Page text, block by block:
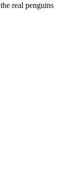
real penguins